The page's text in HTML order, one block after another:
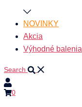
NOVINKY
Akcia
Výhodné balenia
Search
0